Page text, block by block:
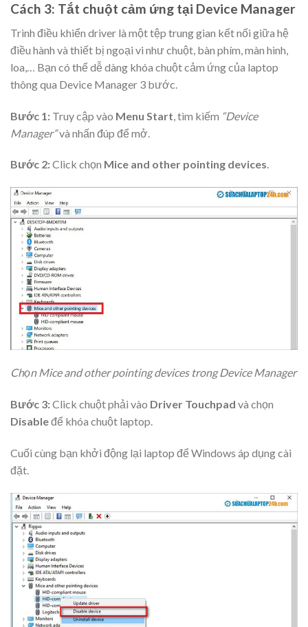
Cách 3: Tắt chuột cảm ứng tại Device Manager
Trình điều khiển driver là một tệp trung gian kết nối giữa hệ
điều hành và thiết bị ngoại vi như chuột, bàn phím, màn hình,
loa,… Bạn có thể dễ dàng khóa chuột cảm ứng của laptop
thông qua Device Manager 3 bước.
Bước 1: Truy cập vào Menu Start , tìm kiếm “Device
Manager”và nhấn đúp để mở.
Bước 2:Click chọn Mice and other pointing devices.
Chọn Mice and other pointing devices trong Device Manager
Bước 3:Click chuột phải vào Driver Touchpad và chọn
Disableđể khóa chuột laptop.
Cuối cùng bạn khởi động lại laptop để Windows áp dụng cài
đặt.